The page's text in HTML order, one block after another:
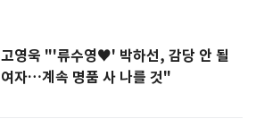
고영욱 "'류수영♥' 박하선, 감당 안 될
여자…계속 명품 사 나를 것"